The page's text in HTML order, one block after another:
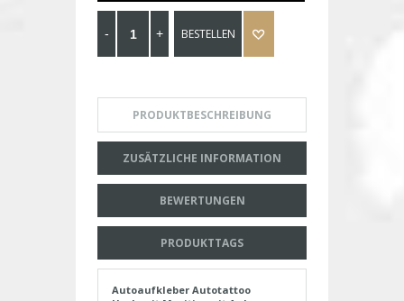
BESTELLEN
PRODUKTBESCHREIBUNG
ZUSÄTZLICHE INFORMATION
BEWERTUNGEN
PRODUKTTAGS
Autoaufkleber Autotattoo